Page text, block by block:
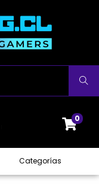
Buscar
0
Categorías